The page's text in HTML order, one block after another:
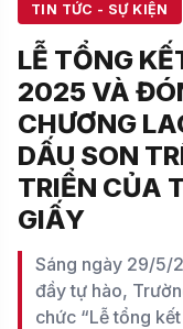
TIN TỨC - SỰ KIỆN
LỄ TỔNG
2025 VÀ
CHƯƠNG
DẤU SON
TRIỂN CỦA
GIẤY
Sáng ngày 29/5/
đầy tự hào,
chức “Lễ tổng